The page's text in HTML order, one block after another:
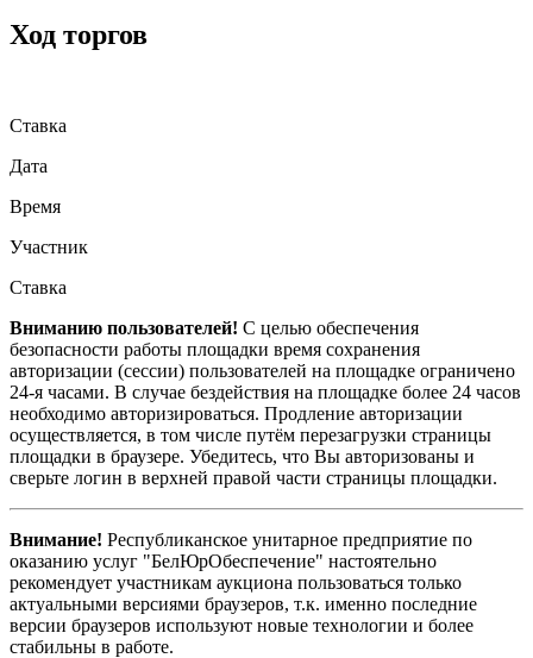
Ход торгов
Ставка
Дата
Время
Участник
Ставка
Вниманию пользователей! С целью обеспечения
безопасности работы площадки время сохранения
авторизации (сессии) пользователей на площадке ограничено
24-я часами. В случае бездействия на площадке более 24 часов
необходимо авторизироваться. Продление авторизации
осуществляется, в том числе путём перезагрузки страницы
площадки в браузере. Убедитесь, что Вы авторизованы и
сверьте логин в верхней правой части страницы площадки.
Внимание! Республиканское унитарное предприятие по
оказанию услуг "БелЮрОбеспечение" настоятельно
рекомендует участникам аукциона пользоваться только
актуальными версиями браузеров, т.к. именно последние
версии браузеров используют новые технологии и более
стабильны в работе.